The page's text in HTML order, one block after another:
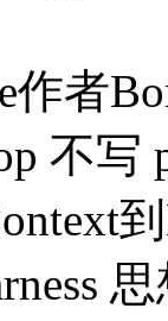
作者
不写